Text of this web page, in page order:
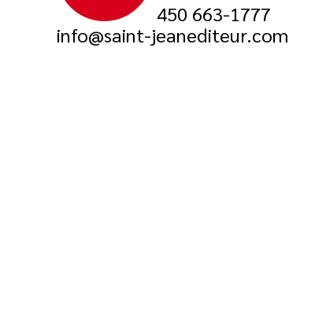
450 663-1777
info@saint-jeanediteur.com